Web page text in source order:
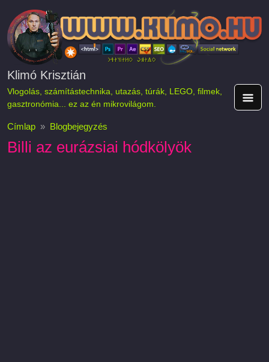
Klimó Krisztián
Vlogolás, számítástechnika, utazás, túrák, LEGO, filmek,
gasztronómia... ez az én mikrovilágom.
Címlap Blogbejegyzés
Billi az eurázsiai hódkölyök